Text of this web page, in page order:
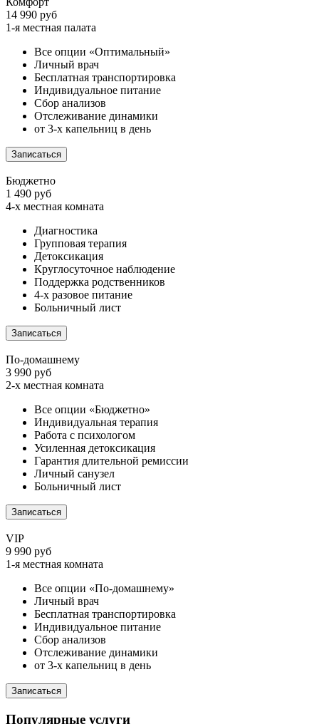
14 990 руб
1-я местная палата
Все опции «Оптимальный»
Личный врач
Бесплатная транспортировка
Индивидуальное питание
Сбор анализов
Отслеживание динамики
от 3-х капельниц в день
Записаться
Бюджетно
1 490 руб
4-х местная комната
Диагностика
Групповая терапия
Детоксикация
Круглосуточное наблюдение
Поддержка родственников
4-х разовое питание
Больничный лист
Записаться
По-домашнему
3 990 руб
2-х местная комната
Все опции «Бюджетно»
Индивидуальная терапия
Работа с психологом
Усиленная детоксикация
Гарантия длительной ремиссии
Личный санузел
Больничный лист
Записаться
VIP
9 990 руб
1-я местная комната
Все опции «По-домашнему»
Личный врач
Бесплатная транспортировка
Индивидуальное питание
Сбор анализов
Отслеживание динамики
от 3-х капельниц в день
Записаться
Популярные услуги